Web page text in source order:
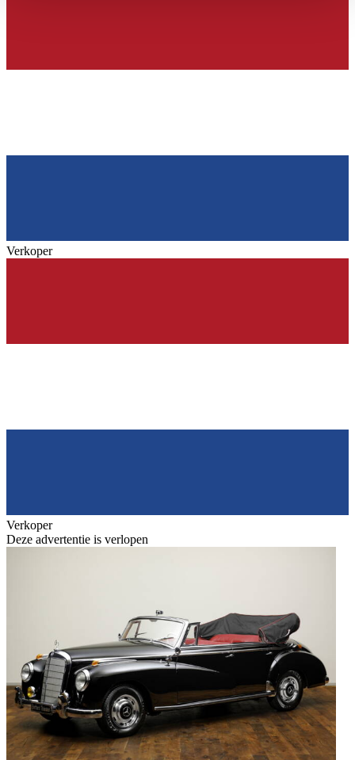
Verkoper
Verkoper
Deze advertentie is verlopen